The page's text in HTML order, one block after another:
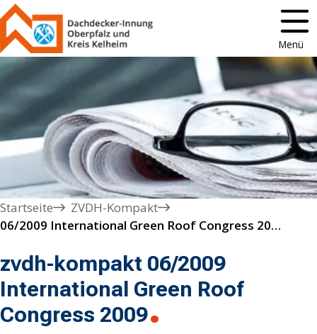
Menü
Startseite
ZVDH-Kompakt
06/2009 International Green Roof Congress 2009
zvdh-kompakt 06/2009
International Green Roof
Congress 2009